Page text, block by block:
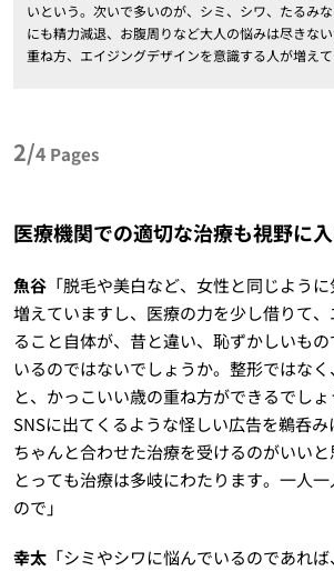
いという。次いで多いのが、シミ、シワ、たるみ
にも精力減退、お腹周りなど大人の悩みは尽きな
重ね方、エイジングデザインを意識する人が増えて
2/4 Pages
医療機関での適切な治療も視野に
魚谷「脱毛や美白など、女性と同じよう
増えていますし、医療の力を少し借りて
ること自体が、昔と違い、恥ずかしいも
いるのではないでしょうか。整形ではな
と、かっこいい歳の重ね方ができるでし
SNSに出てくるような怪しい広告を鵜呑
ちゃんと合わせた治療を受けるのがいい
とっても治療は多岐にわたります。一人
ので」
幸太「シミやシワに悩んでいるのであれ